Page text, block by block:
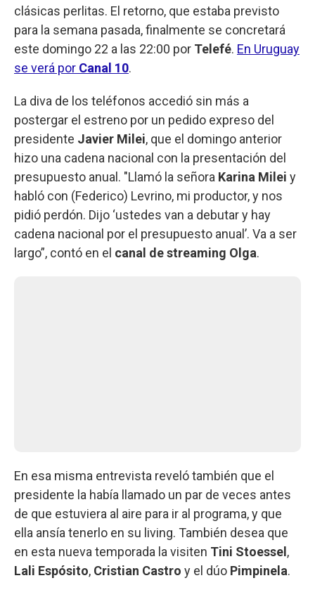
clásicas perlitas. El retorno, que estaba previsto
para la semana pasada, finalmente se concretará
este domingo 22 a las 22:00 por Telefé. En Uruguay
se verá por Canal 10.
La diva de los teléfonos accedió sin más a
postergar el estreno por un pedido expreso del
presidente Javier Milei, que el domingo anterior
hizo una cadena nacional con la presentación del
presupuesto anual. "Llamó la señora Karina Milei y
habló con (Federico) Levrino, mi productor, y nos
pidió perdón. Dijo ‘ustedes van a debutar y hay
cadena nacional por el presupuesto anual’. Va a ser
largo”, contó en el canal destreaming Olga.
En esa misma entrevista reveló también que el
presidente la había llamado un par de veces antes
de que estuviera al aire para ir al programa, y que
ella ansía tenerlo en su living. También desea que
en esta nueva temporada la visiten Tini Stoessel ,
Lali Espósito, Cristian Castro y el dúo Pimpinela.